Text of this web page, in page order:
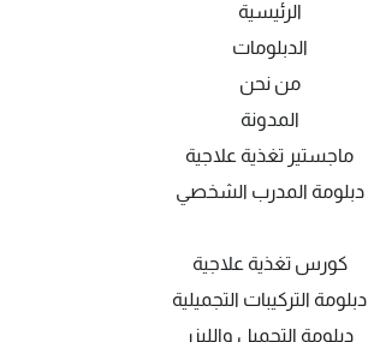
الرئيسية
الدبلومات
من نحن
المدونة
ماجستير تغذية علاجية
دبلومة المدرب الشخصي
كورس تغذية علاجية
دبلومة التركيبات التجميلية
دبلومة التجميل والليزر